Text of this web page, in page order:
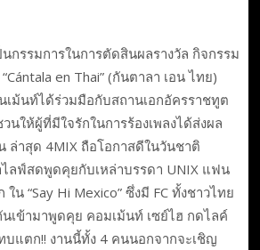
กรรมการในการตัดสินผลรางวัล กิจกรรม
en Thai” (กันตาลา เอน ไทย)
เม้นท์ได้ร่วมมือกับสถานเอกอัครราชทูต
นให้ผู้ที่มีใจรักในการร้องเพลงได้ส่งผล
ล่าสุด 4MIX ถือโอกาสดีในวันชาติ
ลฟ์สดพูดคุยกับเหล่าบรรดา UNIX แฟน
น “Say Hi Mexico” ซึ่งมี FC ทั้งชาวไทย
เข้ามาพูดคุย คอมเม้นท์ เซย์ไฮ กดไลค์
บแตก!! งานนี้ทั้ง 4 คนนอกจากจะเชิญ